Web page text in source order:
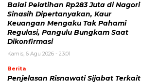
Balai Pelatihan Rp283 Juta di Nagori
Sinasih Dipertanyakan, Kaur
Keuangan Mengaku Tak Pahami
Regulasi, Pangulu Bungkam Saat
Dikonfirmasi
Kamis, 6 Agu 2026 - 23:01
Berita
Penjelasan Risnawati Sijabat Terkait